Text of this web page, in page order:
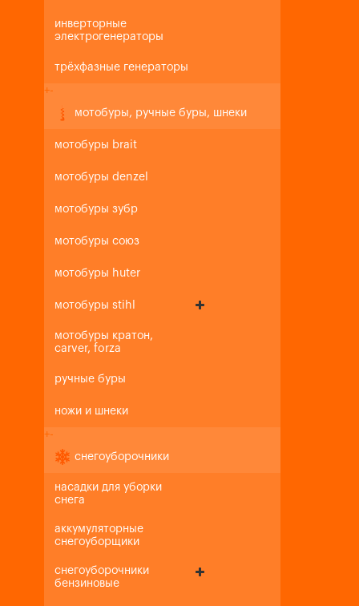
инверторные
электрогенераторы
трёхфазные генераторы
+-
мотобуры, ручные буры, шнеки
мотобуры brait
мотобуры denzel
мотобуры зубр
мотобуры союз
мотобуры huter
мотобуры stihl
мотобуры кратон,
carver, forza
ручные буры
ножи и шнеки
+-
снегоуборочники
насадки для уборки
снега
аккумуляторные
снегоуборщики
снегоуборочники
бензиновые